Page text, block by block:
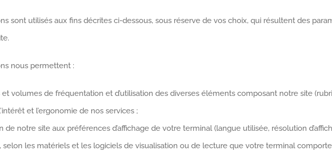
sont utilisés aux fins décrites ci-dessous, sous réserve de vos choix, qui résultent des
nous permettent :
et volumes de fréquentation et d’utilisation des diverses éléments composant notre site
et l’ergonomie de nos services ;
de notre site aux préférences d’affichage de votre terminal (langue utilisée, résolution
selon les matériels et les logiciels de visualisation ou de lecture que votre terminal